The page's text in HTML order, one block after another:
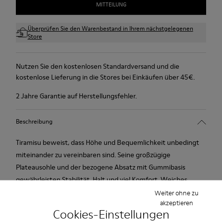
Cookies-Einstellungen
Weiter ohne zu
akzeptieren
MITTEILUNG
Überprüfen Sie den Warenbestand in Ihrem nächstgelegenen
Store
Nutzen Sie den kostenlosen Standardversand und die
kostenlose Lieferung in die Stores bei Einkäufen über 45€.
2 Jahre Garantie auf Herstellungsfehler.
Beschreibung
Tiramisu beweist, dass Höhe und Bequemlichkeit unbedingt
miteinander zu vereinbaren sind. Seine großzügige
Plateausohle und der bezogene Absatz mit Gummibasis
gewährleisten Stabilität, Halt und viel Komfort. Weiches,
Eigenschaften / Features